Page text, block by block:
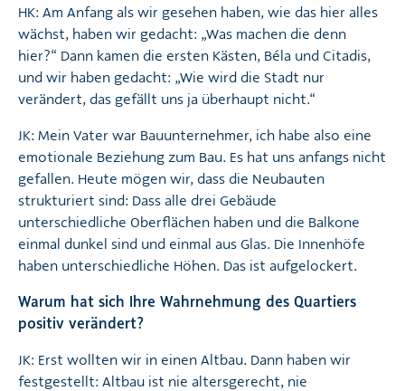
HK: Am Anfang als wir gesehen haben, wie das hier alles
wächst, haben wir gedacht: „Was machen die denn
hier?“ Dann kamen die ersten Kästen, Béla und Citadis,
und wir haben gedacht: „Wie wird die Stadt nur
verändert, das gefällt uns ja überhaupt nicht.“
JK: Mein Vater war Bauunternehmer, ich habe also eine
emotionale Beziehung zum Bau. Es hat uns anfangs nicht
gefallen. Heute mögen wir, dass die Neubauten
strukturiert sind: Dass alle drei Gebäude
unterschiedliche Oberflächen haben und die Balkone
einmal dunkel sind und einmal aus Glas. Die Innenhöfe
haben unterschiedliche Höhen. Das ist aufgelockert.
Warum hat sich Ihre Wahrnehmung des Quartiers
positiv verändert?
JK: Erst wollten wir in einen Altbau. Dann haben wir
festgestellt: Altbau ist nie altersgerecht, nie